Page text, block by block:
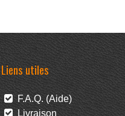
Liens utiles
F.A.Q. (Aide)
Livraison